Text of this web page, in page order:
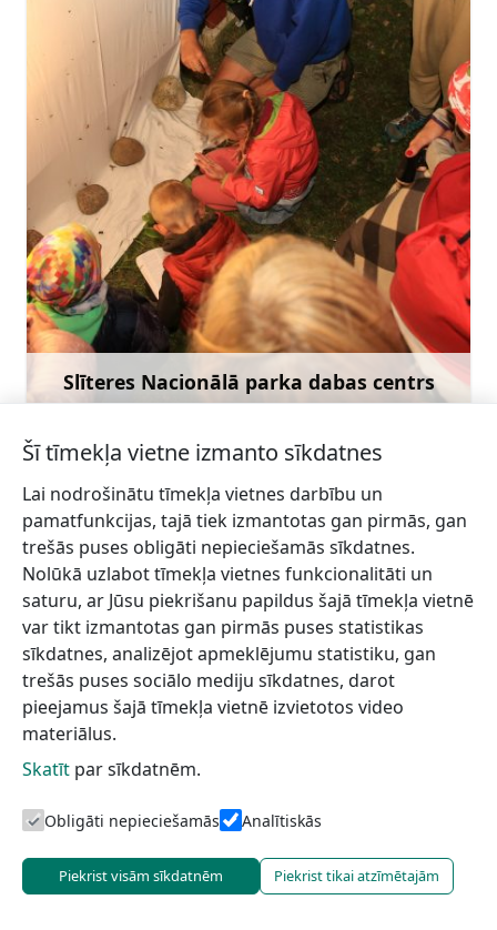
Slīteres Nacionālā parka dabas centrs
slitere@daba.gov.lv
+371 26424972
Doties
Uzzināt vairāk
slitere@daba.gov.lv
Šī tīmekļa vietne izmanto sīkdatnes
Lai nodrošinātu tīmekļa vietnes darbību un
pamatfunkcijas, tajā tiek izmantotas gan pirmās, gan
trešās puses obligāti nepieciešamās sīkdatnes.
Nolūkā uzlabot tīmekļa vietnes funkcionalitāti un
saturu, ar Jūsu piekrišanu papildus šajā tīmekļa vietnē
var tikt izmantotas gan pirmās puses statistikas
sīkdatnes, analizējot apmeklējumu statistiku, gan
trešās puses sociālo mediju sīkdatnes, darot
pieejamus šajā tīmekļa vietnē izvietotos video
materiālus.
Skatīt par sīkdatnēm.
Obligāti nepieciešamās Analītiskās
Piekrist visām sīkdatnēm Piekrist tikai atzīmētajām